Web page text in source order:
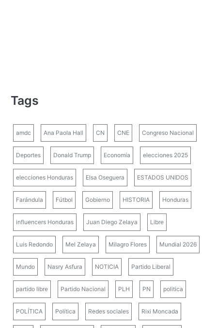
amdc
Deportes Donald Trump Economía elecciones 2025
elecciones Honduras Elsa Oseguera ESTADOS UNIDOS
Farándula Fútbol Gobierno HISTORIA Honduras
influencers Honduras Juan Diego Zelaya Libre
Luis Redondo Mel Zelaya Milagro Flores Mundial 2026
Mundo Nasry Asfura NOTICIA Partido Liberal
partido libre Partido Nacional PN politica
POLÍTICA Política Redes sociales Rixi Moncada
salud Salvador Nasralla SUPREMO Tegucigalpa